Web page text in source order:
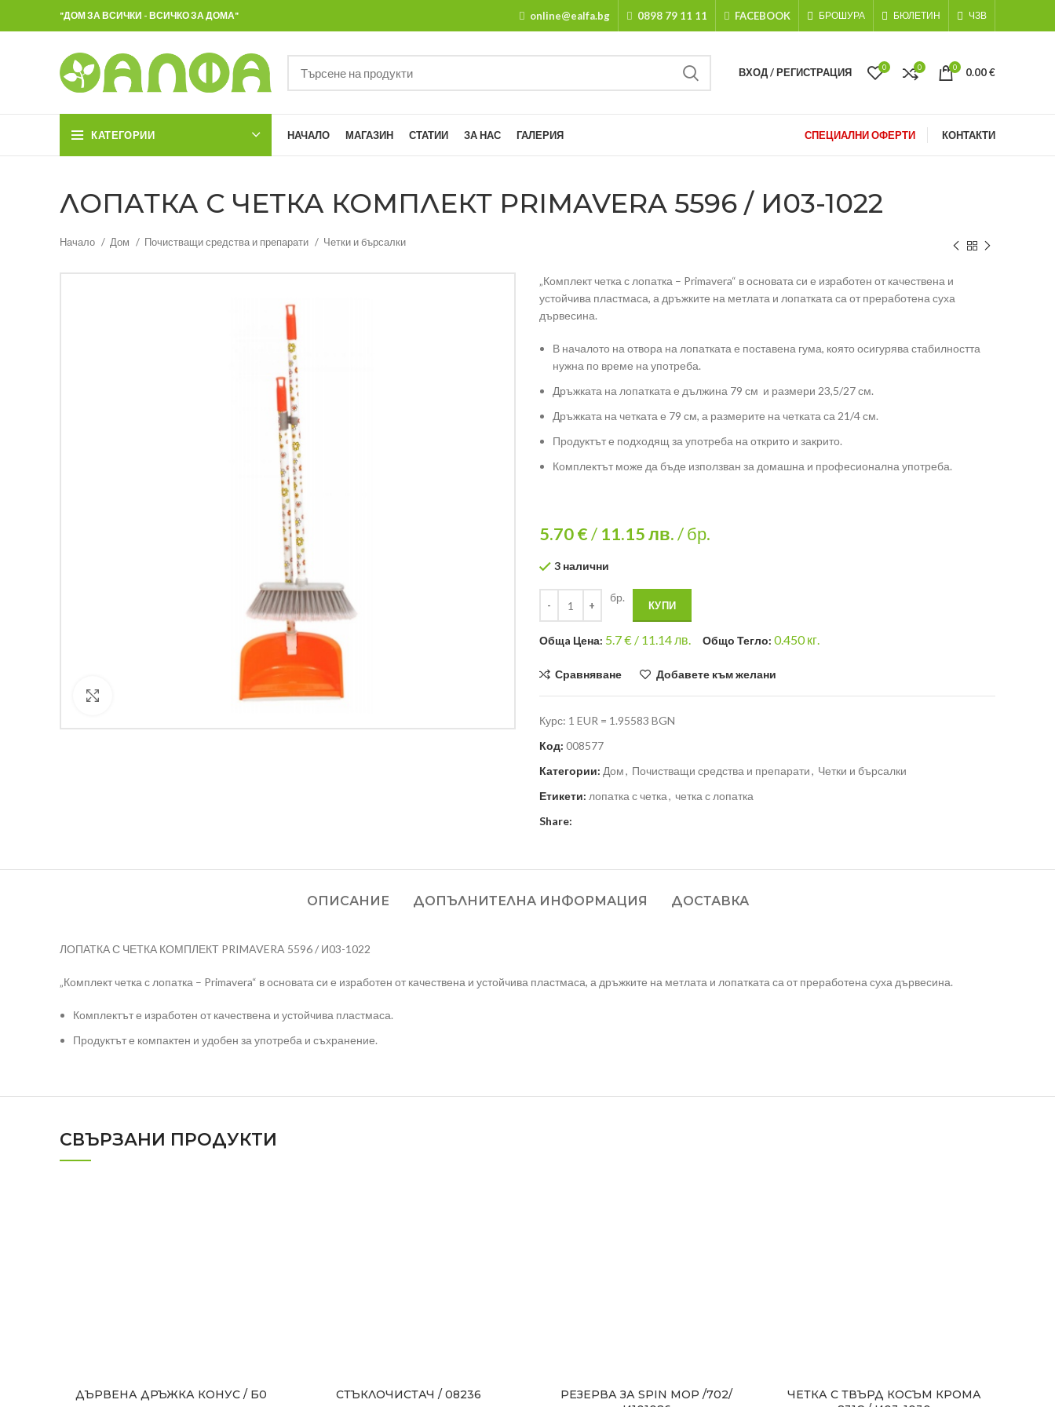
"ДОМ ЗА ВСИЧКИ - ВСИЧКО ЗА ДОМА" online@ealfa.bg 0898 79 11 11 FACEBOOK БРОШУРА БЮЛЕТИН ЧЗВ
ВХОД / РЕГИСТРАЦИЯ 0 0 0 0.00€
КАТЕГОРИИ НАЧАЛО МАГАЗИН СТАТИИ ЗА НАС ГАЛЕРИЯ СПЕЦИАЛНИ ОФЕРТИ КОНТАКТИ
ЛОПАТКА С ЧЕТКА КОМПЛЕКТ PRIMAVERA 5596 / И03-1022
Начало Дом Почистващи средства и препарати Четки и бърсалки
„Комплект четка с лопатка – Primavera“ в основата си е изработен от качествена и
устойчива пластмаса, а дръжките на метлата и лопатката са от преработена суха
дървесина.
В началото на отвора на лопатката е поставена гума, която осигурява стабилността
нужна по време на употреба.
Дръжката на лопатката е дължина 79 см и размери 23,5/27 см.
Дръжката на четката е 79 см, а размерите на четката са 21/4 см.
Продуктът е подходящ за употреба на открито и закрито.
Комплектът може да бъде използван за домашна и професионална употреба.
5.70 €/ 11.15лв./ бр.
3 налични
бр.
КУПИ
Общa Цена: 5.7€ / 11.14 лв. Общо Тегло: 0.450кг.
Сравняване Добавете към желани
Курс: 1 EUR = 1.95583 BGN
Код: 008577
Категории: Дом, Почистващи средства и препарати, Четки и бърсалки
Етикети: лопатка с четка, четка с лопатка
Share:
ОПИСАНИЕ ДОПЪЛНИТЕЛНА ИНФОРМАЦИЯ ДОСТАВКА
ЛОПАТКА С ЧЕТКА КОМПЛЕКТ PRIMAVERA 5596 / И03-1022
„Комплект четка с лопатка – Primavera“ в основата си е изработен от качествена и устойчива пластмаса, а дръжките на метлата и лопатката са от преработена суха дървесина.
Комплектът е изработен от качествена и устойчива пластмаса.
Продуктът е компактен и удобен за употреба и съхранение.
СВЪРЗАНИ ПРОДУКТИ
ДЪРВЕНА ДРЪЖКА КОНУС / Б0 СТЪКЛОЧИСТАЧ / 08236
РЕЗЕРВА ЗА SPIN MOP /702/
ЧЕТКА С ТВЪРД КОСЪМ КРОМА